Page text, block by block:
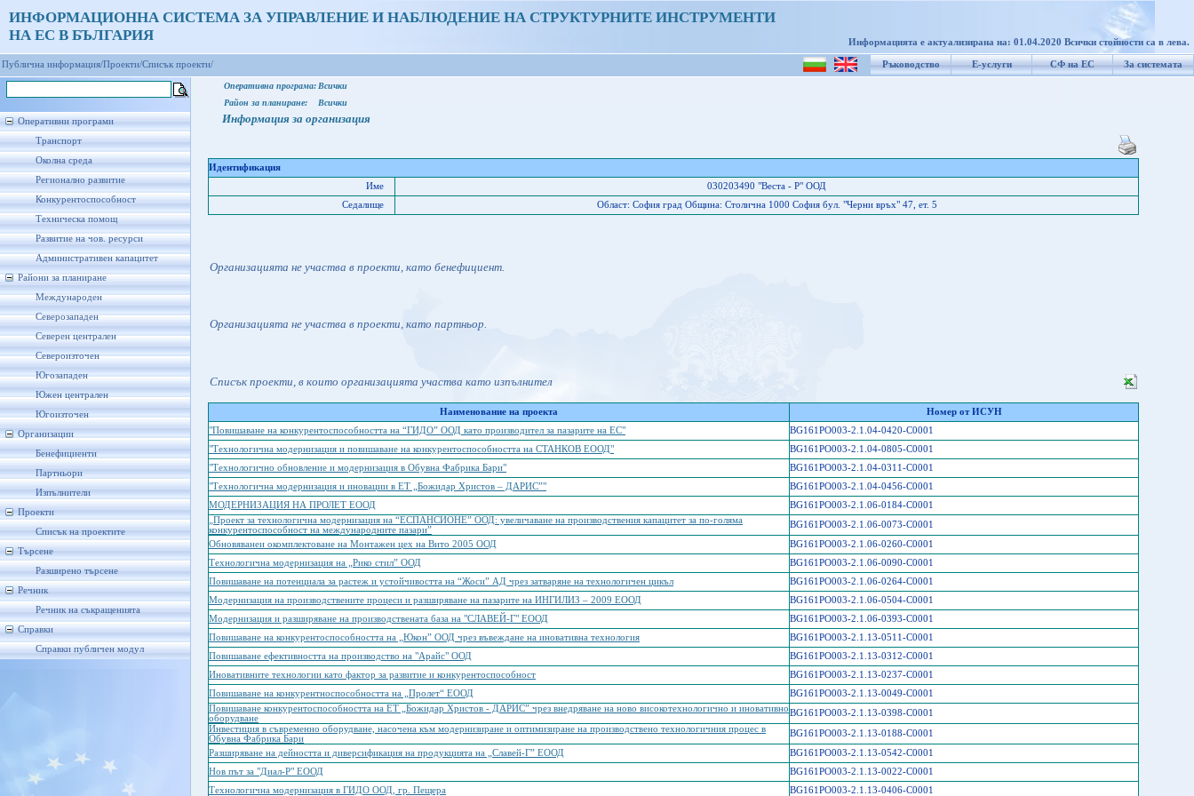
ИНФОРМАЦИОННА СИСТЕМА ЗА УПРАВЛЕНИЕ И НАБЛЮДЕНИЕ НА СТРУКТУРНИТЕ ИНСТРУМЕНТИ
НА ЕС В БЪЛГАРИЯ
Информацията е актуализирана на: 01.04.2020 Всички стойности са в лева.
Ръководство Е-услуги СФ на ЕС За системата
Публична информация/Проекти/Списък проекти/
Оперативни програми
Транспорт
Околна среда
Регионално развитие
Конкурентоспособност
Техническа помощ
Развитие на чов. ресурси
Административен капацитет
Райони за планиране
Международен
Северозападен
Северен централен
Североизточен
Югозападен
Южен централен
Югоизточен
Организации
Бенефициенти
Партньори
Изпълнители
Проекти
Списък на проектите
Търсене
Разширено търсене
Речник
Речник на съкращенията
Справки
Справки публичен модул
Оперативна програма: Всички
Район за планиране:
Всички
Информация за организация
Идентификация
Име
030203490 "Веста - Р" ООД
Седалище
Област: София град Oбщина: Столична 1000 София бул. "Черни връх" 47, ет. 5
Организацията не участва в проекти, като бенефициент.
Организацията не участва в проекти, като партньор.
Списък проекти, в които организацията участва като изпълнител
Наименование на проекта
Номер от ИСУН
"Повишаване на конкурентоспособността на “ГИДО” ООД като производител за пазарите на ЕС"
BG161PO003-2.1.04-0420-C0001
"Технологична модернизация и повишаване на конкурентоспособността на СТАНКОВ ЕООД"
BG161PO003-2.1.04-0805-C0001
"Технологично обновление и модернизация в Обувна Фабрика Бари"
BG161PO003-2.1.04-0311-C0001
"Технологична модернизация и иновации в ЕТ „Божидар Христов – ДАРИС”"
BG161PO003-2.1.04-0456-C0001
МОДЕРНИЗАЦИЯ НА ПРОЛЕТ EООД
BG161PO003-2.1.06-0184-C0001
„Проект за технологична модернизация на “ЕСПАНСИОНЕ” ООД: увеличаване на производствения капацитет за по-голяма
конкурентоспособност на международните пазари”
BG161PO003-2.1.06-0073-C0001
Обновяванеи окомплектоване на Монтажен цех на Вито 2005 ООД
BG161PO003-2.1.06-0260-C0001
Технологична модернизация на „Рико стил” ООД
BG161PO003-2.1.06-0090-C0001
Повишаване на потенциала за растеж и устойчивостта на “Жоси” АД чрез затваряне на технологичен цикъл
BG161PO003-2.1.06-0264-C0001
Модернизация на производствените процеси и разширяване на пазарите на ИНГИЛИЗ – 2009 ЕООД
BG161PO003-2.1.06-0504-C0001
Модернизация и разширяване на производствената база на "СЛАВЕЙ-Г" ЕООД
BG161PO003-2.1.06-0393-C0001
Повишаване на конкурентоспособността на „Юкон” ООД чрез въвеждане на иновативна технология
BG161PO003-2.1.13-0511-C0001
Повишаване ефективността на производство на "Арайс" ООД
BG161PO003-2.1.13-0312-C0001
Иновативните технологии като фактор за развитие и конкурентоспособност
BG161PO003-2.1.13-0237-C0001
Повишаване на конкурентноспособността на „Пролет“ ЕООД
BG161PO003-2.1.13-0049-C0001
Повишаване конкурентоспособността на ЕТ „Божидар Христов - ДАРИС” чрез внедряване на ново високотехнологично и иновативно
оборудване
BG161PO003-2.1.13-0398-C0001
Инвестиция в съвременно оборудване, насочена към модернизиране и оптимизиране на производствено технологичния процес в
Обувна Фабрика Бари
BG161PO003-2.1.13-0188-C0001
Разширяване на дейността и диверсификация на продукцията на „Славей-Г” ЕООД
BG161PO003-2.1.13-0542-C0001
Нов път за "Диал-Р" ЕООД
BG161PO003-2.1.13-0022-C0001
Технологична модернизация в ГИДО ООД, гр. Пещера
BG161PO003-2.1.13-0406-C0001